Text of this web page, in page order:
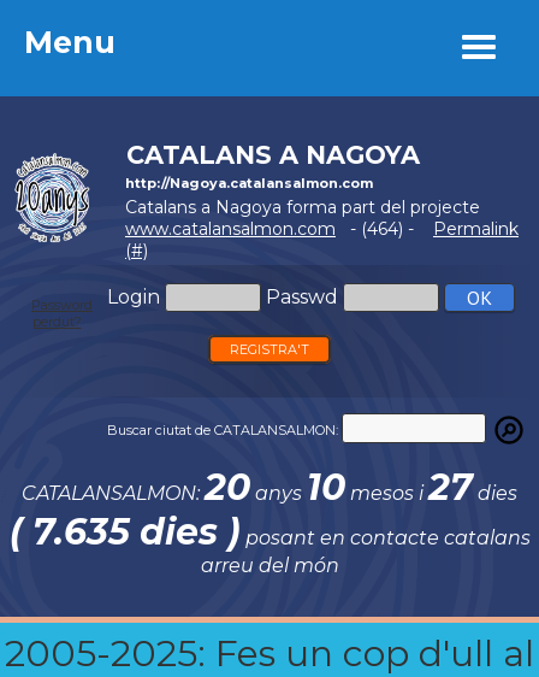
Menu
CATALANS A NAGOYA
http://Nagoya.catalansalmon.com
Catalans a Nagoya forma part del projecte
www.catalansalmon.com - (464) -
Permalink
(#)
Login Passwd
Password
perdut?
REGISTRA'T
Buscar ciutat de CATALANSALMON:
CATALANSALMON:20 anys 10 mesos i27 dies
( 7.635 dies ) posant en contacte catalans
arreu del món
2005-2025: Fes un cop d'ull al
Menu